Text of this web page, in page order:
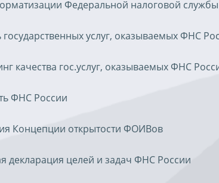
Федеральной налоговой службы
услуг, оказываемых ФНС
качества гос.услуг, оказываемых ФНС
ФНС России
Концепции открытости ФОИВов
декларация целей и задач ФНС России